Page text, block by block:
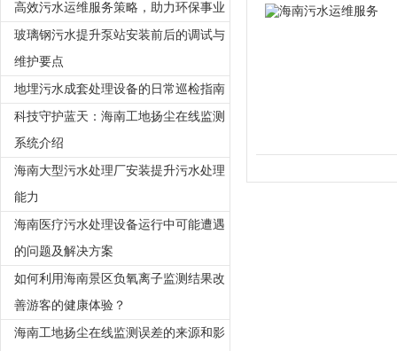
高效污水运维服务策略，助力环保事业
玻璃钢污水提升泵站安装前后的调试与
维护要点
地埋污水成套处理设备的日常巡检指南
科技守护蓝天：海南工地扬尘在线监测
系统介绍
海南大型污水处理厂安装提升污水处理
能力
海南医疗污水处理设备运行中可能遭遇
的问题及解决方案
如何利用海南景区负氧离子监测结果改
善游客的健康体验？
海南工地扬尘在线监测误差的来源和影